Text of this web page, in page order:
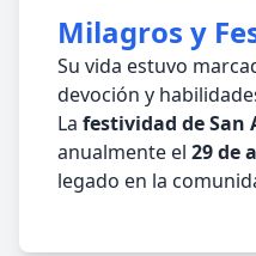
Milagros y
Su vida estuvo
devoción y
La festividad de San
anualmente el 29 de
legado en la